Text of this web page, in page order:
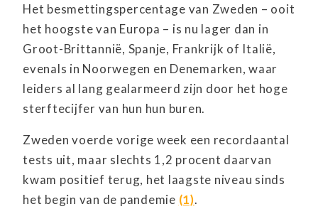
Het besmettingspercentage van Zweden – ooit
het hoogste van Europa – is nu lager dan in
Groot-Brittannië, Spanje, Frankrijk of Italië,
evenals in Noorwegen en Denemarken, waar
leiders al lang gealarmeerd zijn door het hoge
sterftecijfer van hun hun buren.
Zweden voerde vorige week een recordaantal
tests uit, maar slechts 1,2 procent daarvan
kwam positief terug, het laagste niveau sinds
het begin van de pandemie (1).